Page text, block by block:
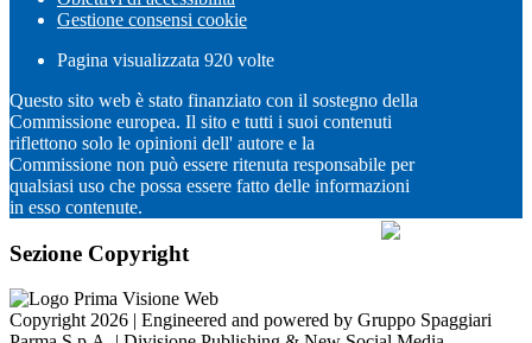
Gestione consensi cookie
Pagina visualizzata 920 volte
Questo sito web è stato finanziato con il sostegno della
Commissione europea. Il sito e tutti i suoi contenuti
riflettono solo le opinioni dell' autore e la
Commissione non può essere ritenuta responsabile per
qualsiasi uso che possa essere fatto delle informazioni
in esso contenute.
Sezione Copyright
Copyright 2026 | Engineered and powered by Gruppo Spaggiari